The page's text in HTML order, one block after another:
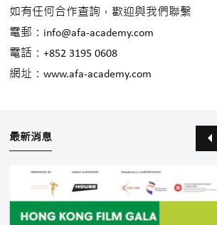
如有任何合作查詢，歡迎與我們聯繫
電郵：info@afa-academy.com
電話：+852 3195 0608
網址：www.afa-academy.com
最新消息